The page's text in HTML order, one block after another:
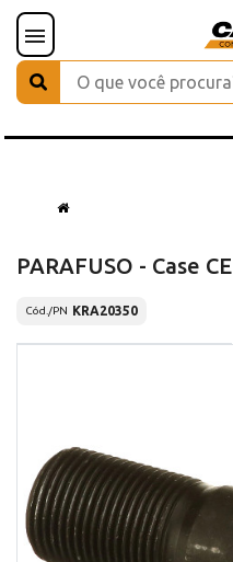
PARAFUSO - Case CE
Cód./PN KRA20350